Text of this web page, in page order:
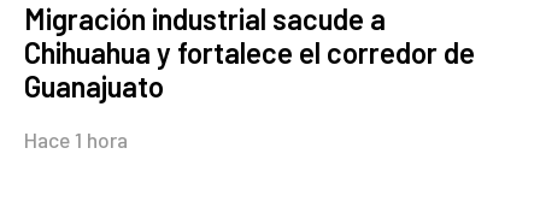
Migración industrial sacude a
Chihuahua y fortalece el corredor de
Guanajuato
Hace 1 hora